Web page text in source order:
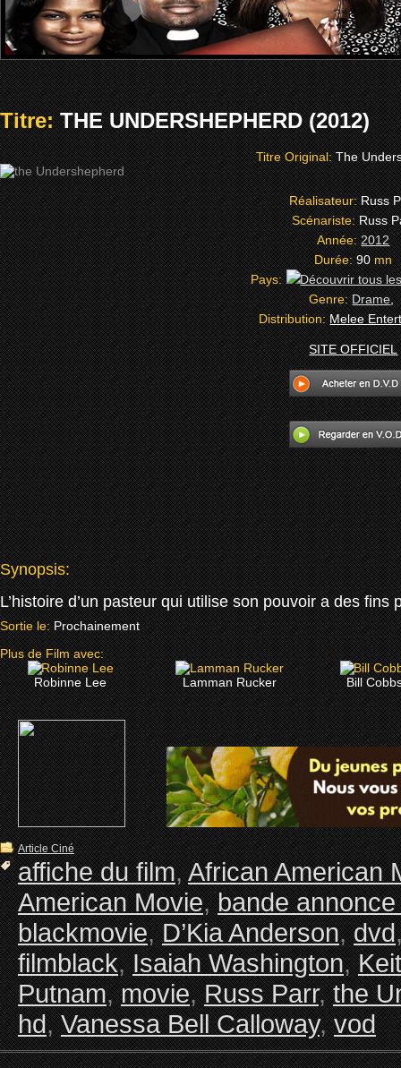
Titre:THE UNDERSHEPHERD (2012)
Titre Original:The
Réalisateur:Russ
Scénariste:Russ
Année:2012
Durée:90mn
Pays:
Genre:Drame,
Distribution:Melee
SITE OFFICIEL
Synopsis:
L’histoire d’un pasteur qui utilise son pouvoir a des
Sortie le: Prochainement
Plus de Film avec:
Robinne Lee
Lamman Rucker Bill
Article Ciné
affiche du film,African American
American Movie,bande
blackmovie,D’Kia Anderson,dvd
filmblack,Isaiah Washington,
Putnam,movie,Russ Parr,the
hd,Vanessa Bell Calloway,vod